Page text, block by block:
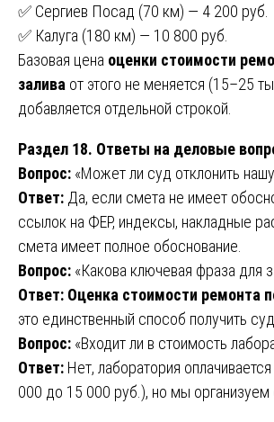
✅ Сергиев Посад (70 км) — 4 200 руб.
✅ Калуга (180 км) — 10 800 руб.
Базовая цена оценки стоимости
залива от этого не меняется (15–25
добавляется отдельной строкой.
Раздел 18. Ответы на деловые
Вопрос: «Может ли суд отклонить
Ответ: Да, если смета не имеет
ссылок на ФЕР, индексы, накладные
смета имеет полное обоснование.
Вопрос: «Какова ключевая фраза для
Ответ: Оценка стоимости ремонта
это единственный способ получить
Вопрос: «Входит ли в стоимость
Ответ: Нет, лаборатория
000 до 15 000 руб.), но мы организуем